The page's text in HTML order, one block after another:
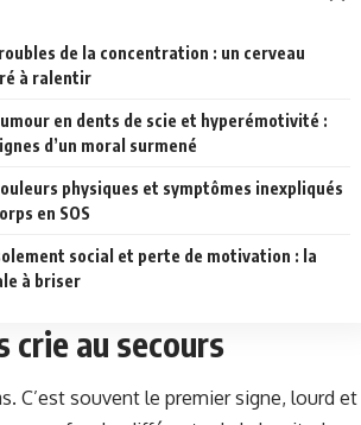
de la concentration : un cerveau
à ralentir
en dents de scie et hyperémotivité :
d’un moral surmené
physiques et symptômes inexpliqués
en SOS
social et perte de motivation : la
à briser
crie au secours
C’est souvent le premier signe, lourd et